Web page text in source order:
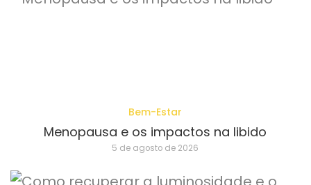
Bem-Estar
Menopausa e os impactos na libido
5 de agosto de 2026